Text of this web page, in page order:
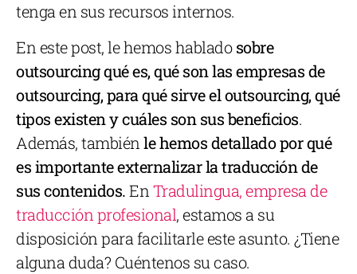
tenga en sus recursos internos.
En este post, le hemos habladosobre
outsourcing qué es, qué son las empresas de
outsourcing, para qué sirve el outsourcing, qué
tipos existen y cuáles son sus beneficios.
Además, también le hemos detallado por qué
es importante externalizar la traducción de
sus contenidos.En Tradulingua, empresa de
traducción profesional, estamos a su
disposición para facilitarle este asunto. ¿Tiene
alguna duda? Cuéntenos su caso.